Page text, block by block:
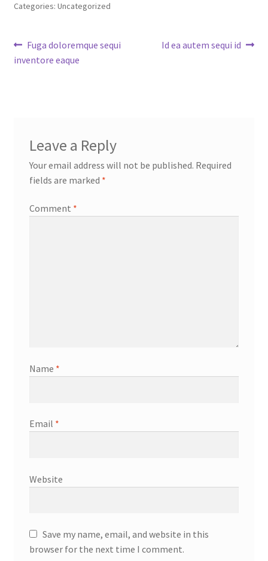
Categories: Uncategorized
Post
navigation
Previous
post:
Fuga doloremque sequi
inventore eaque
Next
Id ea autem sequi id
Leave a Reply
Your email address will not be published. Required
fields are marked *
Comment *
Name *
Email *
Website
Save my name, email, and website in this
browser for the next time I comment.